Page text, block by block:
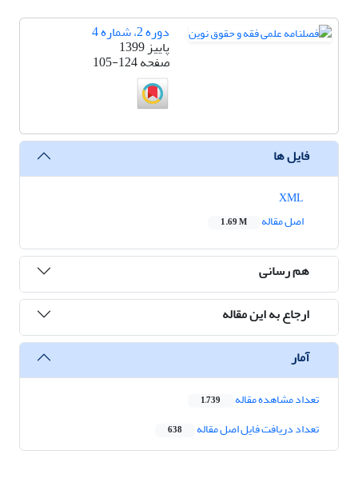
دوره 2، شماره 4
پاییز 1399
صفحه105-124
فایل ها
اصل مقاله
1.69 M
هم رسانی
ارجاع به این مقاله
آمار
تعداد مشاهده مقاله 1,739
تعداد دریافت فایل اصل مقاله 638